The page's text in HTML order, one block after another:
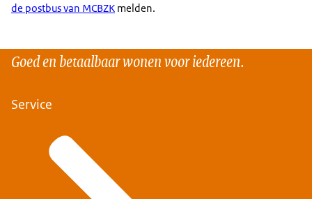
de postbus van MCBZK melden.
Goed en betaalbaar wonen voor iedereen.
Service